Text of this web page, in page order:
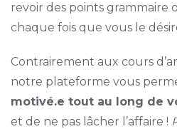
revoir des points grammaire
chaque fois que vous le
Contrairement aux cours
notre plateforme vous
motivé.e tout au long de
et de ne pas lâcher l’affaire !